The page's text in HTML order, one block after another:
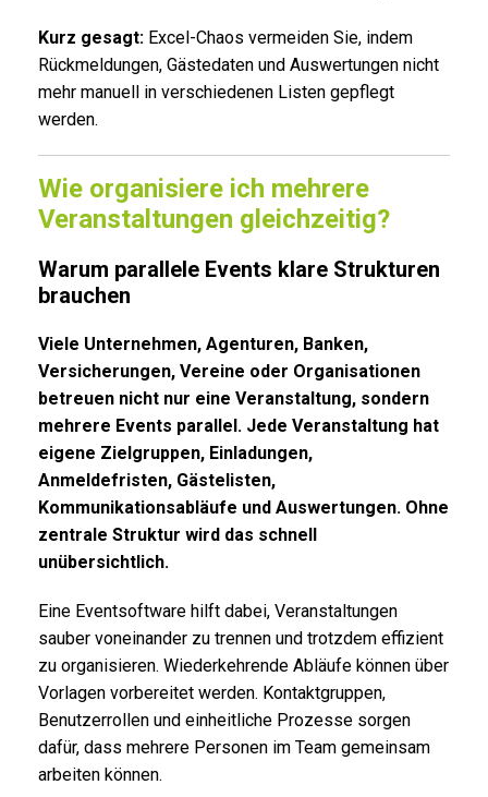
Kurz gesagt: Excel-Chaos vermeiden Sie, indem
Rückmeldungen, Gästedaten und Auswertungen nicht
mehr manuell in verschiedenen Listen gepflegt
werden.
Wie organisiere ich mehrere
Veranstaltungen gleichzeitig?
Warum parallele Events klare Strukturen
brauchen
Viele Unternehmen, Agenturen, Banken,
Versicherungen, Vereine oder Organisationen
betreuen nicht nur eine Veranstaltung, sondern
mehrere Events parallel. Jede Veranstaltung hat
eigene Zielgruppen, Einladungen,
Anmeldefristen, Gästelisten,
Kommunikationsabläufe und Auswertungen. Ohne
zentrale Struktur wird das schnell
unübersichtlich.
Eine Eventsoftware hilft dabei, Veranstaltungen
sauber voneinander zu trennen und trotzdem effizient
zu organisieren. Wiederkehrende Abläufe können über
Vorlagen vorbereitet werden. Kontaktgruppen,
Benutzerrollen und einheitliche Prozesse sorgen
dafür, dass mehrere Personen im Team gemeinsam
arbeiten können.